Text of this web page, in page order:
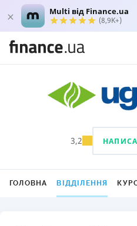
Multi від Finance.ua
(8,9K+)
3,2
ГОЛОВНА ВІДДІЛЕННЯ